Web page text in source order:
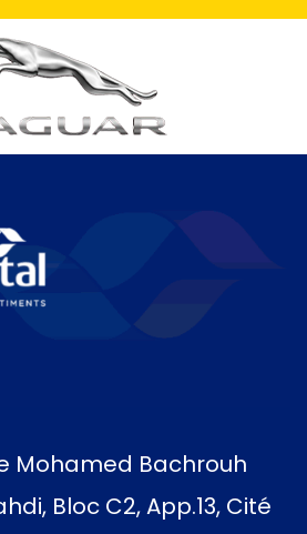
Mohamed Bachrouh
Bloc C2, App.13, Cité